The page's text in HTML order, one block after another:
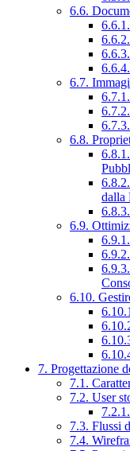
6.6.
6.7.
6.8.
dalla
6.9.
6.10.
7. Progettazione
7.1.
7.2. User
7.3. Flussi
7.4.